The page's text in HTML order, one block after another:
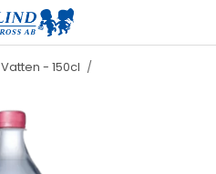
Vatten - 150cl /